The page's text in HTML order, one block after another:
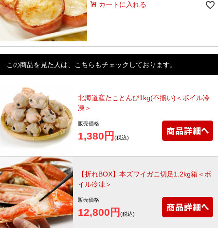
カートに入れる
この商品を見た人は、こちらもチェックしております。
北海道産たことんび1kg(不揃い)＜ボイル冷
凍＞
販売価格
1,380円 (税込)
【折れBOX】本ズワイガニ切足1.2kg箱＜ボ
イル冷凍＞
販売価格
12,800円 (税込)